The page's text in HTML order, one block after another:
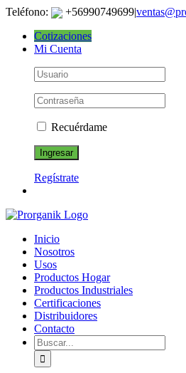
Skip
content
Teléfono: +56990749699|
Cotizaciones
Mi Cuenta
Recuérdame
Regístrate
Inicio
Nosotros
Usos
Productos Hogar
Productos Industriales
Certificaciones
Distribuidores
Contacto
Search
for: